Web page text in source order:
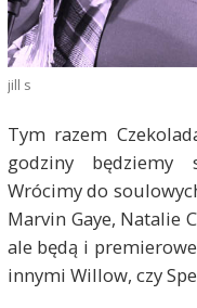
jill s
Tym razem
godziny będziemy
Wrócimy do
Marvin Gaye, Natalie
ale będą i
innymi Willow, czy